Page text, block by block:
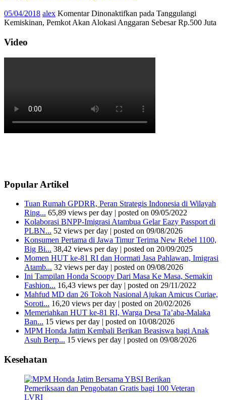
05/04/2018 alex Komentar Dinonaktifkan pada Tanggulangi
Kemiskinan, Pemkot Akan Alokasi Anggaran Sebesar Rp.500 Juta
Video
Popular Artikel
Tuan Rumah GPDRR, Peran Strategis Indonesia di Wilayah
Ring... 65,89 views per day | posted on 09/05/2022
Kolaborasi BNPP-Imigrasi Atambua Gelar Eazy Passport di
PLBN... 52 views per day | posted on 09/08/2026
Konsumen Pertama di Jawa Timur Terima New Rebel 1100,
Big Bi... 38,42 views per day | posted on 20/09/2025
Momen HUT ke-81 RI dan Hormati Jasa Pahlawan, Imigrasi
Atamb... 32 views per day | posted on 09/08/2026
Ini Tampilan Honda Scoopy Dari Masa Ke Masa, Semakin
Fashion... 16,43 views per day | posted on 29/11/2022
Mahfud MD dan 26 Tokoh Nasional Ajukan Amicus Curiae,
Soroti... 16,20 views per day | posted on 20/02/2026
Memeriahkan HUT ke-81 RI, Warga Desa Ta’aba-Malaka
Ban... 15 views per day | posted on 10/08/2026
MPM Honda Jatim Kembali Berikan Beasiswa bagi Anak
Asuh Berp... 15 views per day | posted on 09/08/2026
Kesehatan